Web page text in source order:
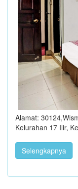
Alamat:
Kelurahan 17 Ilir,
Selengkapnya